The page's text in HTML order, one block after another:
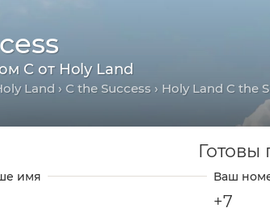
C от Holy Land
Land › C the Success › Holy Land C the
Готовы
+7